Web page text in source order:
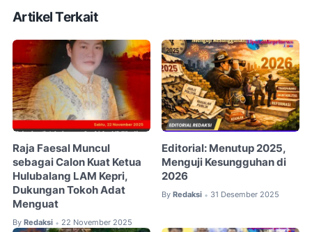
Artikel Terkait
Raja Faesal Muncul
sebagai Calon Kuat Ketua
Hulubalang LAM Kepri,
Dukungan Tokoh Adat
Menguat
By Redaksi • 22 November 2025
Editorial: Menutup 2025,
Menguji Kesungguhan di
2026
By Redaksi • 31 Desember 2025